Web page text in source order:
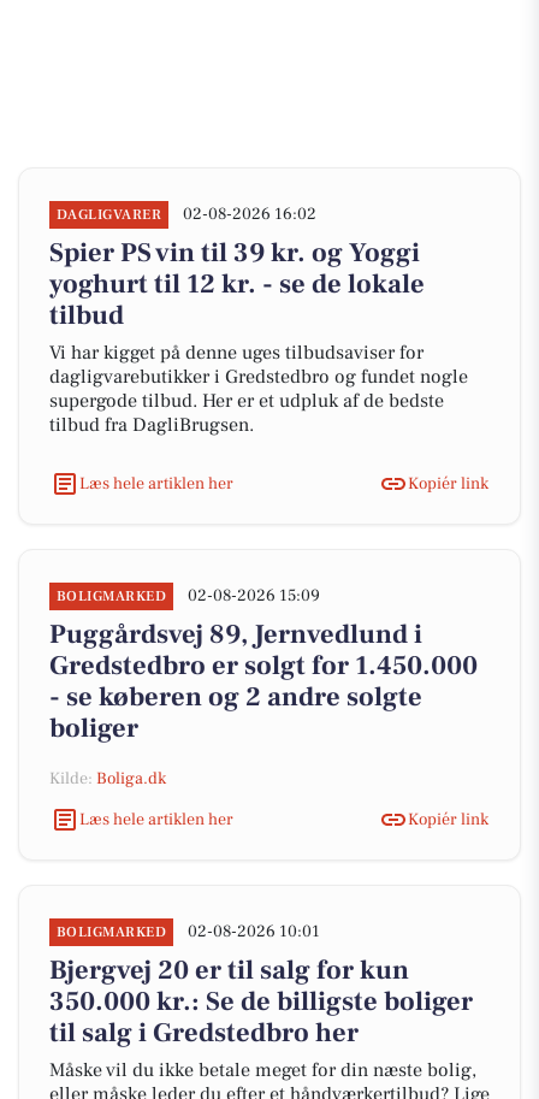
DAGLIGVARER 02-08-2026 16:02
Spier PS vin til 39 kr. og Yoggi
yoghurt til 12 kr. - se de lokale
tilbud
Vi har kigget på denne uges tilbudsaviser for
dagligvarebutikker i Gredstedbro og fundet nogle
supergode tilbud. Her er et udpluk af de bedste
tilbud fra DagliBrugsen.
Læs hele artiklen her Kopiér link
BOLIGMARKED 02-08-2026 15:09
Puggårdsvej 89, Jernvedlund i
Gredstedbro er solgt for 1.450.000
- se køberen og 2 andre solgte
boliger
Kilde: Boliga.dk
Læs hele artiklen her
Kopiér link
BOLIGMARKED 02-08-2026 10:01
Bjergvej 20 er til salg for kun
350.000 kr.: Se de billigste boliger
til salg i Gredstedbro her
Måske vil du ikke betale meget for din næste bolig,
eller måske leder du efter et håndværkertilbud? Lige